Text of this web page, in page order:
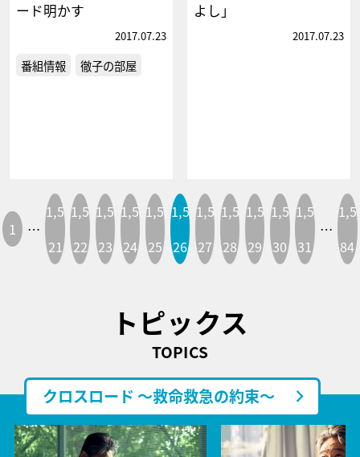
ード明かす
2017.07.23
番組情報 徹子の部屋
よし」
2017.07.23
1 …
1,5
21
1,5
22
1,5
23
1,5
24
1,5
25
1,5
26
1,5
27
1,5
28
1,5
29
1,5
30
1,5
31
…
1,5
84
トピックス
TOPICS
クロスロード ～救命救急の約束～